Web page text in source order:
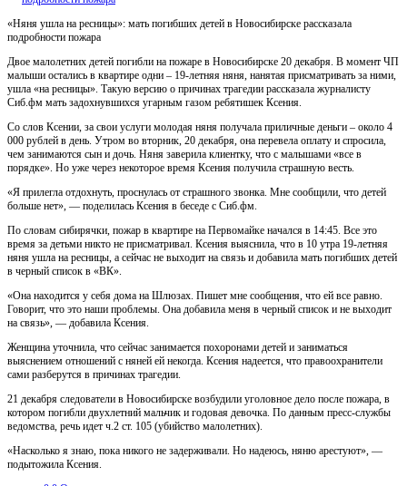
«Няня ушла на ресницы»: мать погибших детей в Новосибирске рассказала
подробности пожара
Двое малолетних детей погибли на пожаре в Новосибирске 20 декабря. В момент ЧП
малыши остались в квартире одни – 19-летняя няня, нанятая присматривать за ними,
ушла «на ресницы». Такую версию о причинах трагедии рассказала журналисту
Сиб.фм мать задохнувшихся угарным газом ребятишек Ксения.
Со слов Ксении, за свои услуги молодая няня получала приличные деньги – около 4
000 рублей в день. Утром во вторник, 20 декабря, она перевела оплату и спросила,
чем занимаются сын и дочь. Няня заверила клиентку, что с малышами «все в
порядке». Но уже через некоторое время Ксения получила страшную весть.
«Я прилегла отдохнуть, проснулась от страшного звонка. Мне сообщили, что детей
больше нет», — поделилась Ксения в беседе с Сиб.фм.
По словам сибирячки, пожар в квартире на Первомайке начался в 14:45. Все это
время за детьми никто не присматривал. Ксения выяснила, что в 10 утра 19-летняя
няня ушла на ресницы, а сейчас не выходит на связь и добавила мать погибших детей
в черный список в «ВК».
«Она находится у себя дома на Шлюзах. Пишет мне сообщения, что ей все равно.
Говорит, что это наши проблемы. Она добавила меня в черный список и не выходит
на связь», — добавила Ксения.
Женщина уточнила, что сейчас занимается похоронами детей и заниматься
выяснением отношений с няней ей некогда. Ксения надеется, что правоохранители
сами разберутся в причинах трагедии.
21 декабря следователи в Новосибирске возбудили уголовное дело после пожара, в
котором погибли двухлетний мальчик и годовая девочка. По данным пресс-службы
ведомства, речь идет ч.2 ст. 105 (убийство малолетних).
«Насколько я знаю, пока никого не задерживали. Но надеюсь, няню арестуют», —
подытожила Ксения.